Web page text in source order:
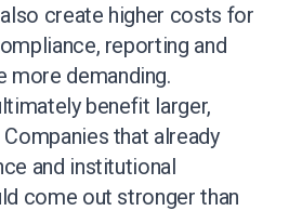
create higher costs for
reporting and
more demanding.
benefit larger,
that already
and institutional
come out stronger than